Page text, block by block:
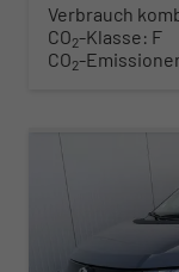
Verbrauch
CO2-Klasse: F
CO2-